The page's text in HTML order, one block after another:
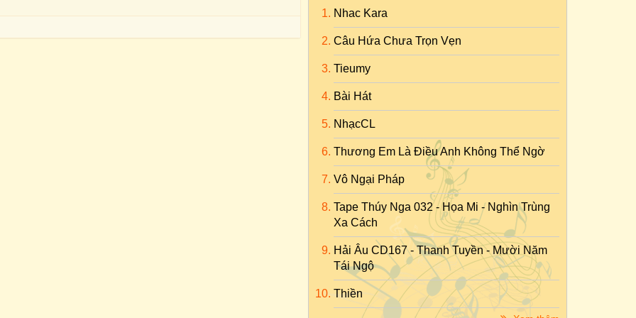
Nhac Kara
Câu Hứa Chưa Trọn Vẹn
Tieumy
Bài Hát
NhạcCL
Thương Em Là Điều Anh Không Thể Ngờ
Vô Ngại Pháp
Tape Thúy Nga 032 - Họa Mi - Nghìn Trùng
Xa Cách
Hải Âu CD167 - Thanh Tuyền - Mười Năm
Tái Ngộ
Thiền